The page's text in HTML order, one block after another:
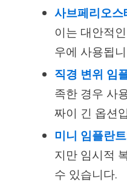
사브페리오
이는 대안적
우에 사용됩
직경 변위 임
족한 경우 사
짜이 긴 옵션
미니 임플란
지만 임시적
수 있습니다.